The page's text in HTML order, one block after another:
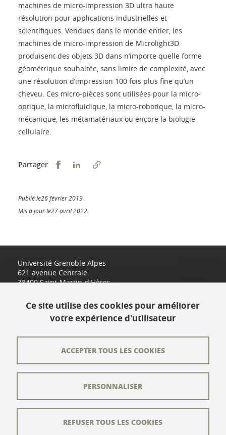
machines de micro-impression 3D ultra haute
résolution pour applications industrielles et
scientifiques. Vendues dans le monde entier, les
machines de micro-impression de Microlight3D
produisent des objets 3D dans n’importe quelle forme
géométrique souhaitée, sans limite de complexité, avec
une résolution d’impression 100 fois plus fine qu’un
cheveu. Ces micro-pièces sont utilisées pour la micro-
optique, la microfluidique, la micro-robotique, la micro-
mécanique, les métamatériaux ou encore la biologie
cellulaire.
Partager Partager sur Facebook
Partager sur LinkedIn
Publié le26 février 2019
Mis à jour le27 avril 2022
Université Grenoble Alpes
621 avenue Centrale
38400 Saint-Martin-d'Hères
L'équipe éditoriale
Crédits
Mentions légales
Ce site utilise des cookies pour améliorer
votre expérience d'utilisateur
ACCEPTER TOUS LES COOKIES
REFUSER TOUS LES COOKIES
PERSONNALISER